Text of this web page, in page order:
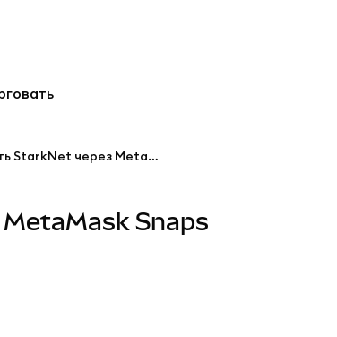
Как использовать StarkNet через MetaMask Snaps
MetaMask Snaps